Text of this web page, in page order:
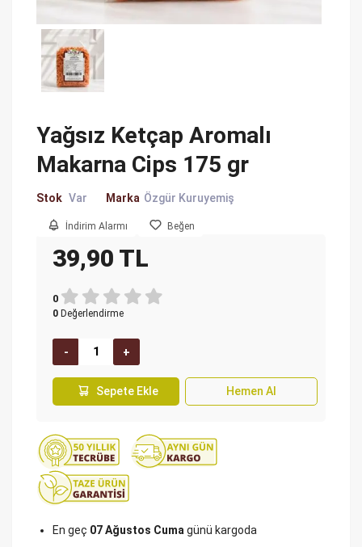
Yağsız Ketçap Aromalı
Makarna Cips 175 gr
Stok Var Marka Özgür Kuruyemiş
İndirim Alarmı Beğen
39,90 TL
0
0 Değerlendirme
Sepete Ekle Hemen Al
En geç 07 Ağustos Cuma günü kargoda